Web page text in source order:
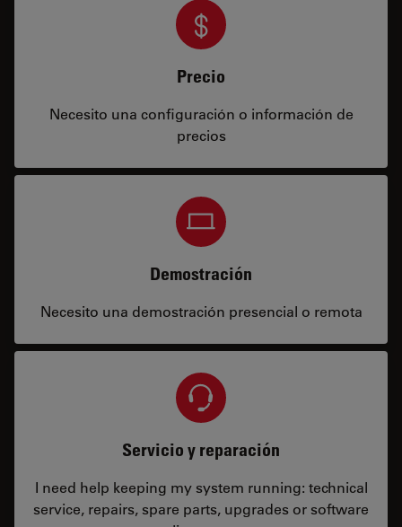
Precio
Necesito una configuración o información de
precios
Demostración
Necesito una demostración presencial o remota
Servicio y reparación
I need help keeping my system running: technical
service, repairs, spare parts, upgrades or software